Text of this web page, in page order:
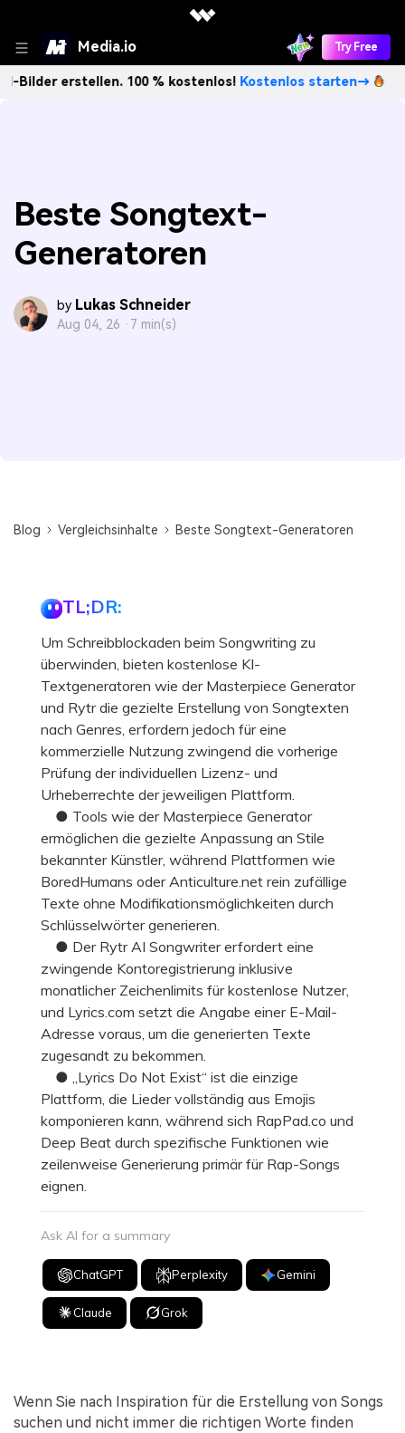
Media.io Try Free
100 % kostenlos!Kostenlos starten→
Beste Songtext-
Generatoren
by Lukas Schneider
Aug 04, 26 · 7 min(s)
Blog Vergleichsinhalte Beste Songtext-Generatoren
TL;DR:
Um Schreibblockaden beim Songwriting zu
überwinden, bieten kostenlose KI-
Textgeneratoren wie der Masterpiece Generator
und Rytr die gezielte Erstellung von Songtexten
nach Genres, erfordern jedoch für eine
kommerzielle Nutzung zwingend die vorherige
Prüfung der individuellen Lizenz- und
Urheberrechte der jeweiligen Plattform.
● Tools wie der Masterpiece Generator
ermöglichen die gezielte Anpassung an Stile
bekannter Künstler, während Plattformen wie
BoredHumans oder Anticulture.net rein zufällige
Texte ohne Modifikationsmöglichkeiten durch
Schlüsselwörter generieren.
● Der Rytr AI Songwriter erfordert eine
zwingende Kontoregistrierung inklusive
monatlicher Zeichenlimits für kostenlose Nutzer,
und Lyrics.com setzt die Angabe einer E-Mail-
Adresse voraus, um die generierten Texte
zugesandt zu bekommen.
● „Lyrics Do Not Exist“ ist die einzige
Plattform, die Lieder vollständig aus Emojis
komponieren kann, während sich RapPad.co und
Deep Beat durch spezifische Funktionen wie
zeilenweise Generierung primär für Rap-Songs
eignen.
Ask AI for a summary
ChatGPT Perplexity Gemini
Claude Grok
Wenn Sie nach Inspiration für die Erstellung von Songs
suchen und nicht immer die richtigen Worte finden